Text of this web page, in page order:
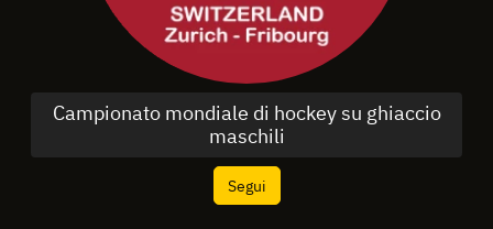
Campionato mondiale di hockey su ghiaccio
maschili
Segui